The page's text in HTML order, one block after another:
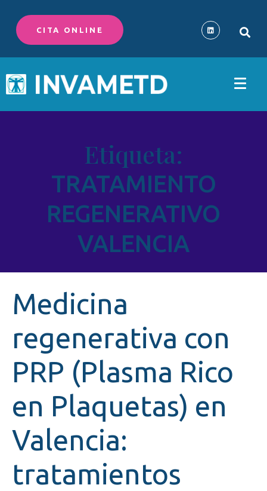
CITA ONLINE
Etiqueta:
TRATAMIENTO
REGENERATIVO
VALENCIA
Medicina
regenerativa con
PRP (Plasma Rico
en Plaquetas) en
Valencia:
tratamientos